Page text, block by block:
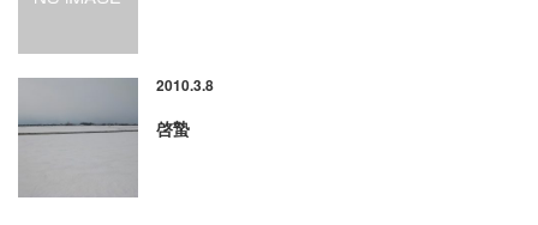
2010.3.8
啓蟄